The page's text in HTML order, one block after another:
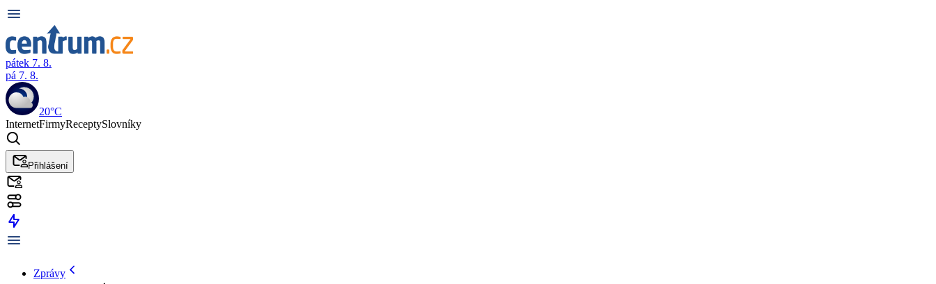
pátek 7. 8.
pá 7. 8.
20°C
InternetFirmyReceptySlovníky
Přihlášení
Zprávy